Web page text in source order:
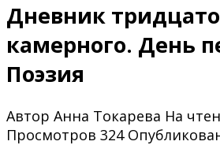
Дневник
камерного. День
Поэзия
Автор Анна Токарева На
Просмотров 324